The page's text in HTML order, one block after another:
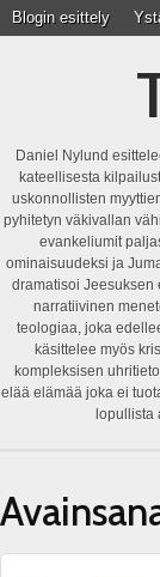
Blogin esittely
Daniel Nylund
kateellisesta
uskonnollisten
pyhitetyn väkivallan
evankeliumit
ominaisuudeksi ja
dramatisoi Jeesuksen
narratiivinen
teologiaa, joka
käsittelee myös
kompleksisen
elää elämää joka ei
lopullista